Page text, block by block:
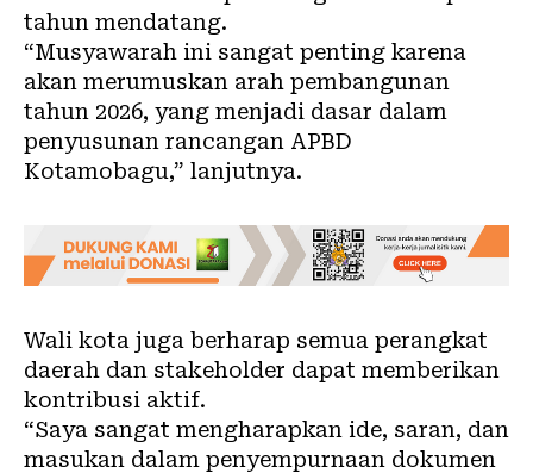
tahun mendatang.
“Musyawarah ini sangat penting karena
akan merumuskan arah pembangunan
tahun 2026, yang menjadi dasar dalam
penyusunan rancangan APBD
Kotamobagu,” lanjutnya.
Wali kota juga berharap semua perangkat
daerah dan stakeholder dapat memberikan
kontribusi aktif.
“Saya sangat mengharapkan ide, saran, dan
masukan dalam penyempurnaan dokumen